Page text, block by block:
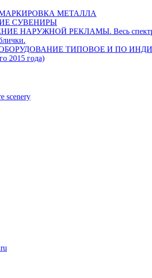
МЕТАЛЛА
СУВЕНИРЫ
НАРУЖНОЙ РЕКЛАМЫ. Весь спектр
ТИПОВОЕ И ПО
2015 года)
scenery